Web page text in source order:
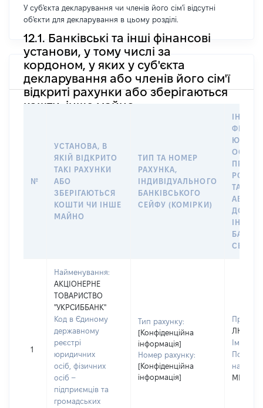
У суб'єкта декларування чи членів його сім'ї відсутні
об'єкти для декларування в цьому розділі.
12.1. Банківські та інші фінансові
установи, у тому числі за
кордоном, у яких у суб'єкта
декларування або членів його сім'ї
відкриті рахунки або зберігаються
кошти, інше майно
№
УСТАНОВА, В
ЯКІЙ ВІДКРИТО
ТАКІ РАХУНКИ
АБО
ЗБЕРІГАЮТЬСЯ
КОШТИ ЧИ ІНШЕ
МАЙНО
ТИП ТА НОМЕР
РАХУНКА,
ІНДИВІДУАЛЬНОГО
БАНКІВСЬКОГО
СЕЙФУ (КОМІРКИ)
ПРАВО
ТАКИМ
АБО
ДО
СЕЙФУ
1
Найменування:
АКЦІОНЕРНЕ
ТОВАРИСТВО
"УКРСИББАНК"
Код в Єдиному
державному
реєстрі
юридичних
осіб, фізичних
осіб –
підприємців та
громадських
Тип рахунку:
[Конфіденційна
інформація]
Номер рахунку:
[Конфіденційна
інформація]
Ім'я:
По